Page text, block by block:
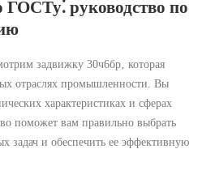
руководство по
задвижку 30ч6бр‚ которая
отраслях промышленности. Вы
характеристиках и сферах
поможет вам правильно выбрать
задач и обеспечить ее эффективную